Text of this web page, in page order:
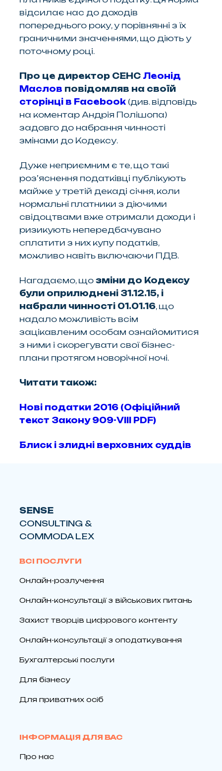
відсилає нас до доходів
попереднього року, у порівнянні з їх
граничними значеннями, що діють у
поточному році.
Про це директор СЕНС Леонід
Маслов повідомляв на своїй
сторінці в Facebook (див. відповідь
на коментар Андрія Полішопа)
задовго до набрання чинності
змінами до Кодексу.
Дуже неприємним є те, що такі
роз’яснення податківці публікують
майже у третій декаді січня, коли
нормальні платники з діючими
свідоцтвами вже отримали доходи і
ризикують непередбачувано
сплатити з них купу податків,
можливо навіть включаючи ПДВ.
Нагадаємо, що зміни до Кодексу
були оприлюднені 31.12.15, і
набрали чинності 01.01.16, що
надало можливість всім
зацікавленим особам ознайомитися
з ними і скорегувати свої бізнес-
плани протягом новорічної ночі.
Читати також:
Нові податки 2016 (Офіційний
текст Закону 909-VIII PDF)
Блиск і злидні верховних суддів
SENSE
CONSULTING &
COMMODA LEX
ВСІ ПОСЛУГИ
Онлайн-розлучення
Онлайн-консультації з військових питань
Захист творців цифрового контенту
Онлайн-консультації з оподаткування
Бухгалтерські послуги
Для бізнесу
Для приватних осіб
ІНФОРМАЦІЯ ДЛЯ ВАС
Про нас